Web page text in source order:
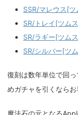
SSR/マレウス[ツ
SR/トレイ[ツム
SR/ラギー[ツム
SR/シルバー[ツ
復刻は数年単位で回
めガチャを引くならお